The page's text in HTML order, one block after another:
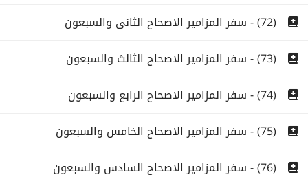
(72) - سفر المزامير الاصحاح الثانى والسبعون
(73) - سفر المزامير الاصحاح الثالث والسبعون
(74) - سفر المزامير الاصحاح الرابع والسبعون
(75) - سفر المزامير الاصحاح الخامس والسبعون
(76) - سفر المزامير الاصحاح السادس والسبعون